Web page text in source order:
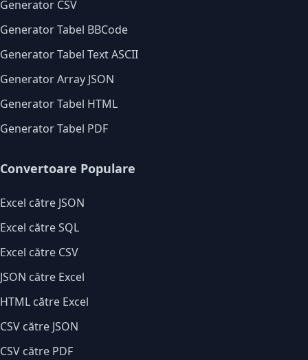
Generator CSV
Generator Tabel BBCode
Generator Tabel Text ASCII
Generator Array JSON
Generator Tabel HTML
Generator Tabel PDF
Convertoare Populare
Excel către JSON
Excel către SQL
Excel către CSV
JSON către Excel
HTML către Excel
CSV către JSON
CSV către PDF